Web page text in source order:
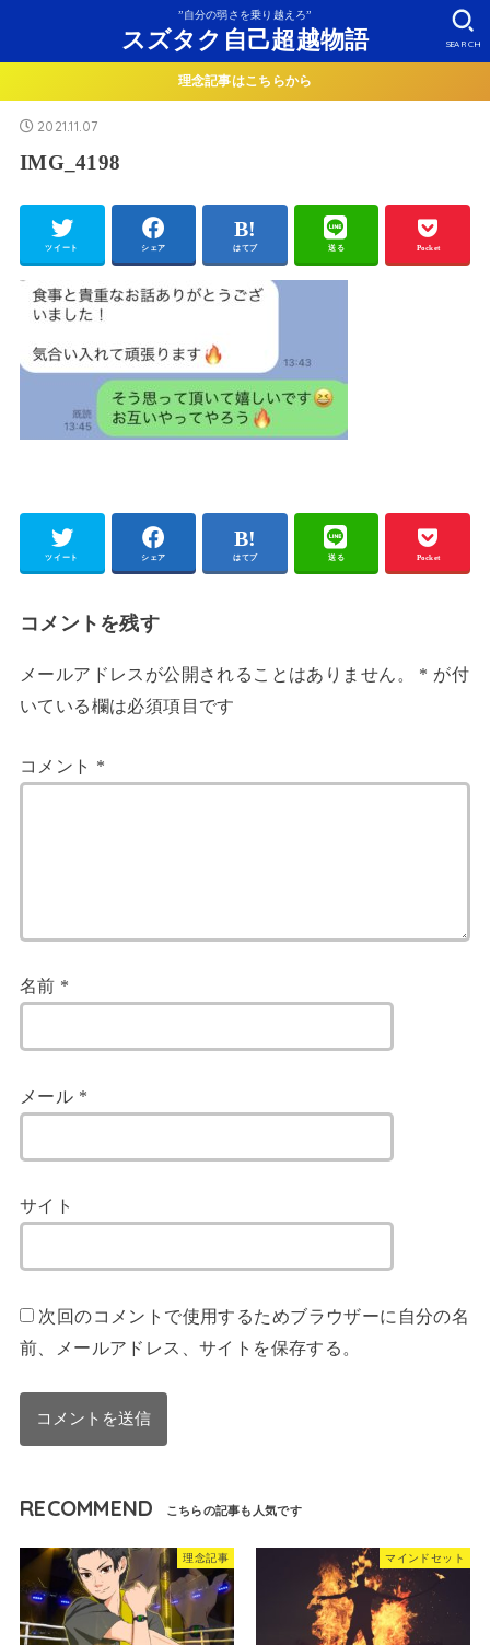
”自分の弱さを乗り越えろ”
スズタク自己超越物語 SEARCH
理念記事はこちらから
2021.11.07
IMG_4198
ツイート シェア はてブ 送る Pocket
ツイート シェア はてブ 送る Pocket
コメントを残す
メールアドレスが公開されることはありません。 * が付
いている欄は必須項目です
コメント *
名前 *
メール *
サイト
次回のコメントで使用するためブラウザーに自分の名
前、メールアドレス、サイトを保存する。
RECOMMEND
理念記事 マインドセット